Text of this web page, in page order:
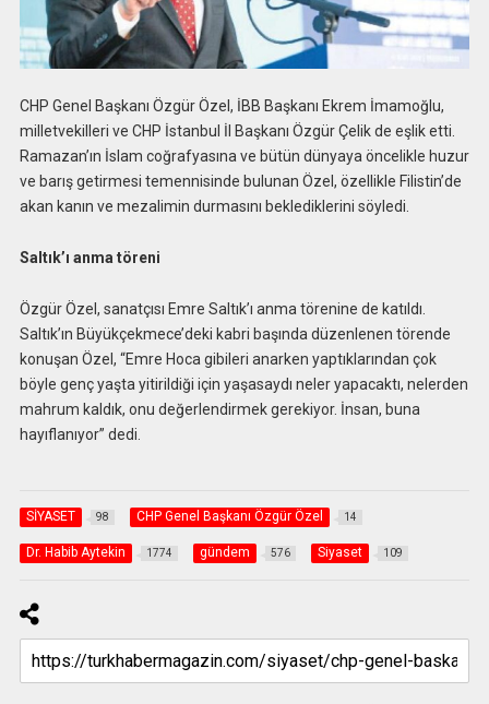
CHP Genel Başkanı Özgür Özel, İBB Başkanı Ekrem İmamoğlu,
milletvekilleri ve CHP İstanbul İl Başkanı Özgür Çelik de eşlik etti.
Ramazan’ın İslam coğrafyasına ve bütün dünyaya öncelikle huzur
ve barış getirmesi temennisinde bulunan Özel, özellikle Filistin’de
akan kanın ve mezalimin durmasını beklediklerini söyledi.
Saltık’ı anma töreni
Özgür Özel, sanatçısı Emre Saltık’ı anma törenine de katıldı.
Saltık’ın Büyükçekmece’deki kabri başında düzenlenen törende
konuşan Özel, “Emre Hoca gibileri anarken yaptıklarından çok
böyle genç yaşta yitirildiği için yaşasaydı neler yapacaktı, nelerden
mahrum kaldık, onu değerlendirmek gerekiyor. İnsan, buna
hayıflanıyor” dedi.
SİYASET 98 CHP Genel Başkanı Özgür Özel 14
Dr. Habib Aytekin 1774 gündem 576 Siyaset 109